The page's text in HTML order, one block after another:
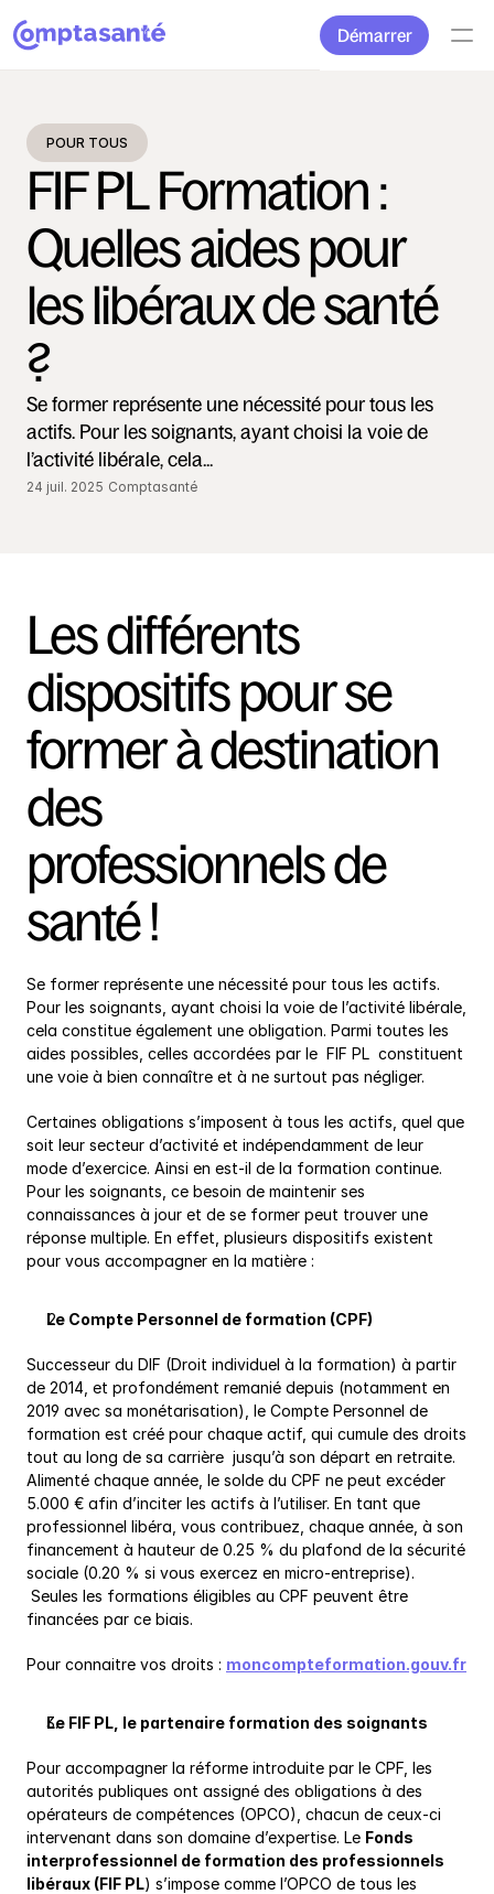
Démarrer
POUR TOUS
FIF PL Formation :
Quelles aides pour
les libéraux de santé
?
Se former représente une nécessité pour tous les
actifs. Pour les soignants, ayant choisi la voie de
l’activité libérale, cela...
24 juil. 2025 Comptasanté
Les différents
dispositifs pour se
former à destination
des
professionnels de
santé !
Se former représente une nécessité pour tous les actifs.
Pour les soignants, ayant choisi la voie de l’activité libérale,
cela constitue également une obligation. Parmi toutes les
aides possibles, celles accordées par le  FIF PL  constituent
une voie à bien connaître et à ne surtout pas négliger.
Certaines obligations s’imposent à tous les actifs, quel que
soit leur secteur d’activité et indépendamment de leur
mode d’exercice. Ainsi en est-il de la formation continue.
Pour les soignants, ce besoin de maintenir ses
connaissances à jour et de se former peut trouver une
réponse multiple. En effet, plusieurs dispositifs existent
pour vous accompagner en la matière :
Le Compte Personnel de formation (CPF)
Successeur du DIF (Droit individuel à la formation) à partir
de 2014, et profondément remanié depuis (notamment en
2019 avec sa monétarisation), le Compte Personnel de
formation est créé pour chaque actif, qui cumule des droits
tout au long de sa carrière  jusqu’à son départ en retraite.
Alimenté chaque année, le solde du CPF ne peut excéder
5.000 € afin d’inciter les actifs à l’utiliser. En tant que
professionnel libéra, vous contribuez, chaque année, à son
financement à hauteur de 0.25 % du plafond de la sécurité
sociale (0.20 % si vous exercez en micro-entreprise).
Seules les formations éligibles au CPF peuvent être
financées par ce biais.
Pour connaitre vos droits : moncompteformation.gouv.fr
Le FIF PL, le partenaire formation des soignants
Pour accompagner la réforme introduite par le CPF, les
autorités publiques ont assigné des obligations à des
opérateurs de compétences (OPCO), chacun de ceux-ci
intervenant dans son domaine d’expertise. Le Fonds
interprofessionnel de formation des professionnels
libéraux (FIF PL) s’impose comme l’OPCO de tous les